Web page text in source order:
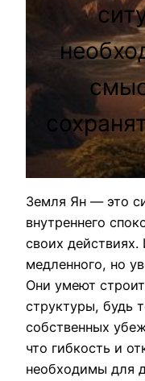
Земля Ян — это
внутреннего
своих
медленного, но
Они умеют
структуры, будь
собственных
что гибкость и
необходимы для